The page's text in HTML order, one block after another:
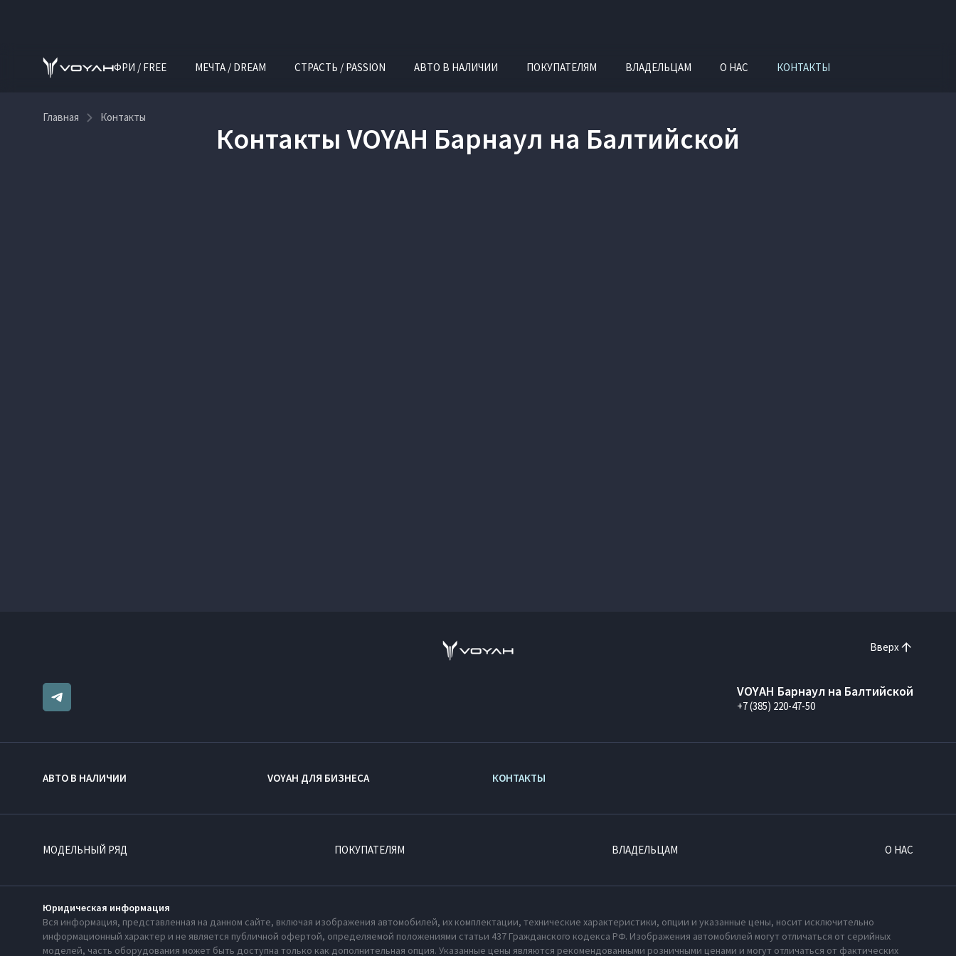
ФРИ / FREE МЕЧТА / DREAM СТРАСТЬ / PASSION АВТО В НАЛИЧИИ ПОКУПАТЕЛЯМ ВЛАДЕЛЬЦАМ О НАС КОНТАКТЫ
Главная Контакты
Контакты VOYAH Барнаул на Балтийской
Вверх
VOYAH Барнаул на Балтийской
+7 (385) 220-47-50
АВТО В НАЛИЧИИ VOYAH ДЛЯ БИЗНЕСА КОНТАКТЫ
МОДЕЛЬНЫЙ РЯД ПОКУПАТЕЛЯМ ВЛАДЕЛЬЦАМ О НАС
Юридическая информация
Вся информация, представленная на данном сайте, включая изображения автомобилей, их комплектации, технические характеристики, опции и указанные цены, носит исключительно
информационный характер и не является публичной офертой, определяемой положениями статьи 437 Гражданского кодекса РФ. Изображения автомобилей могут отличаться от серийных
моделей, часть оборудования может быть доступна только как дополнительная опция. Указанные цены являются рекомендованными розничными ценами и могут отличаться от фактических